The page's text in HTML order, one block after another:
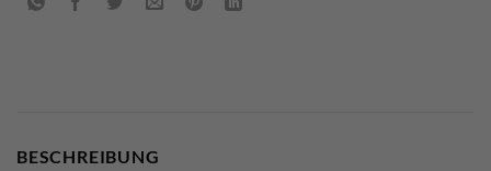
BESCHREIBUNG